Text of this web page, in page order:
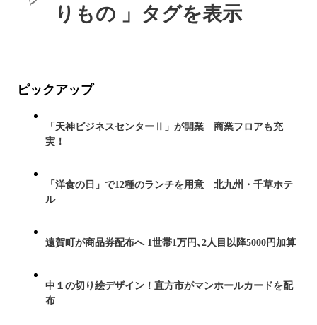
りもの 」タグを表示
ピックアップ
「天神ビジネスセンターⅡ」が開業 商業フロアも充
実！
「洋食の日」で12種のランチを用意 北九州・千草ホテ
ル
遠賀町が商品券配布へ 1世帯1万円､2人目以降5000円加算
中１の切り絵デザイン！直方市がマンホールカードを配
布